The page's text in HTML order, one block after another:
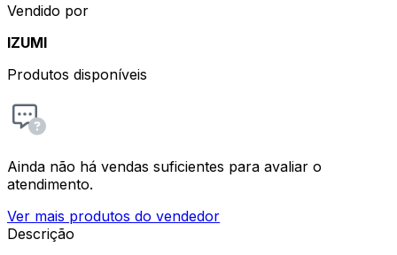
Vendido por
IZUMI
Produtos disponíveis
Ainda não há vendas suficientes para avaliar o
atendimento.
Ver mais produtos do vendedor
Descrição